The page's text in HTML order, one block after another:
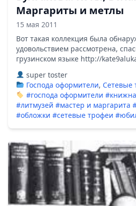
Маргариты и метлы
15 мая 2011
Вот такая коллекция была
удовольствием рассмотрена,
грузинском языке http://
super toster
Господа оформители, Сетевые
#господа оформители
#литмузей #мастер и маргарита
#обложки #сетевые трофеи